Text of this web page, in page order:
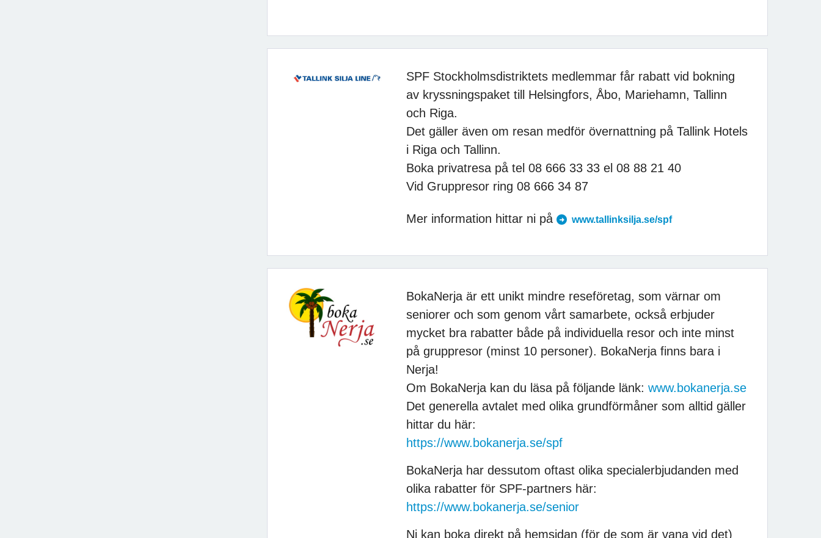
SPF Stockholmsdistriktets medlemmar får rabatt vid bokning
av kryssningspaket till Helsingfors, Åbo, Mariehamn, Tallinn
och Riga.
Det gäller även om resan medför övernattning på Tallink Hotels
i Riga och Tallinn.
Boka privatresa på tel 08 666 33 33 el 08 88 21 40
Vid Gruppresor ring 08 666 34 87
Mer information hittar ni på www.tallinksilja.se/spf
BokaNerja är ett unikt mindre reseföretag, som värnar om
seniorer och som genom vårt samarbete, också erbjuder
mycket bra rabatter både på individuella resor och inte minst
på gruppresor (minst 10 personer). BokaNerja finns bara i
Nerja!
Om BokaNerja kan du läsa på följande länk: www.bokanerja.se
Det generella avtalet med olika grundförmåner som alltid gäller
hittar du här:
https://www.bokanerja.se/spf
BokaNerja har dessutom oftast olika specialerbjudanden med
olika rabatter för SPF-partners här:
https://www.bokanerja.se/senior
Ni kan boka direkt på hemsidan (för de som är vana vid det)